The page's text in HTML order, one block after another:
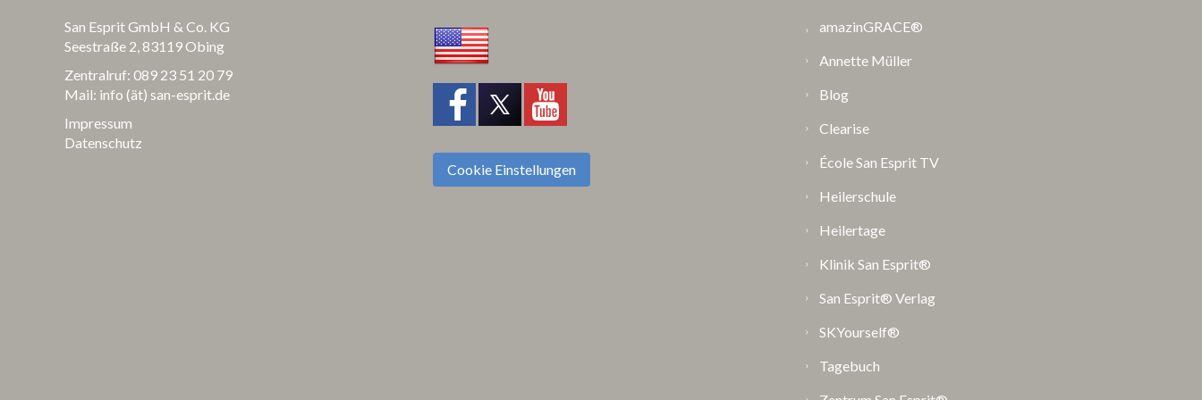
San Esprit GmbH & Co. KG
Seestraße 2, 83119 Obing
Zentralruf: 089 23 51 20 79
Mail: info (ät) san-esprit.de
Impressum
Datenschutz
Cookie Einstellungen
amazinGRACE®
Annette Müller
Blog
Clearise
École San Esprit TV
Heilerschule
Heilertage
Klinik San Esprit®
San Esprit® Verlag
SKYourself®
Tagebuch